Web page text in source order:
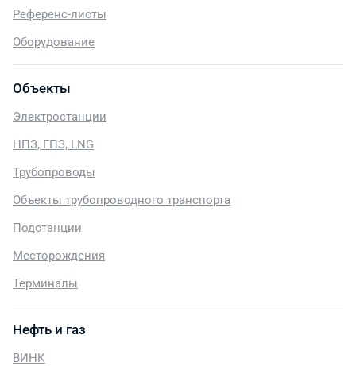
Референс-листы
Оборудование
Объекты
Электростанции
НПЗ, ГПЗ, LNG
Трубопроводы
Объекты трубопроводного транспорта
Подстанции
Месторождения
Терминалы
Нефть и газ
ВИНК